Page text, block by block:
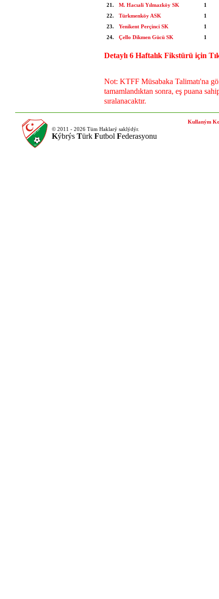
21.
M. Hacıali Yılmazköy SK
1
22.
Türkmenköy ASK
1
23.
Yenikent Perçinci SK
1
24.
Çello Dikmen Gücü SK 1
Detaylı 6 Haftalık Fikstürü için
Not: KTFF Müsabaka Talimatı'na
tamamlandıktan sonra, eş puana
sıralanacaktır.
© 2011 - 2026 Tüm Haklarý saklýdýr.
Kýbrýs Türk Futbol Federasyonu
Kullaným